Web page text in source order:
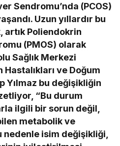
Sendromu’nda (PCOS)
Uzun yıllardır bu
artık Poliendokrin
(PMOS) olarak
Sağlık Merkezi
Hastalıkları ve Doğum
Yılmaz bu değişikliğin
“Bu durum
ilgili bir sorun değil,
metabolik ve
nedenle isim değişikliği,